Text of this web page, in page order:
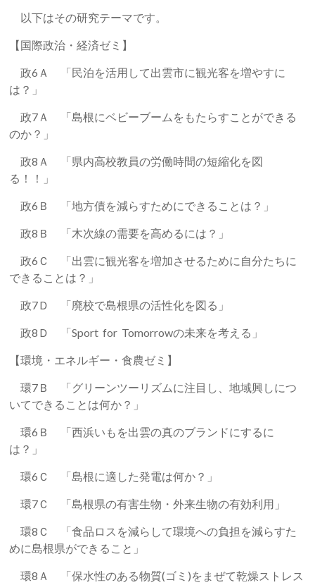
以下はその研究テーマです。
【国際政治・経済ゼミ】
政6Ａ 「民泊を活用して出雲市に観光客を増やすに
は？」
政7Ａ 「島根にベビーブームをもたらすことができる
のか？」
政8Ａ 「県内高校教員の労働時間の短縮化を図
る！！」
政6Ｂ 「地方債を減らすためにできることは？」
政8Ｂ 「木次線の需要を高めるには？」
政6Ｃ 「出雲に観光客を増加させるために自分たちに
できることは？」
政7Ｄ 「廃校で島根県の活性化を図る」
政8Ｄ 「Sport for Tomorrowの未来を考える」
【環境・エネルギー・食農ゼミ】
環7Ｂ 「グリーンツーリズムに注目し、地域興しにつ
いてできることは何か？」
環6Ｂ 「西浜いもを出雲の真のブランドにするに
は？」
環6Ｃ 「島根に適した発電は何か？」
環7Ｃ 「島根県の有害生物・外来生物の有効利用」
環8Ｃ 「食品ロスを減らして環境への負担を減らすた
めに島根県ができること」
環8Ａ 「保水性のある物質(ゴミ)をまぜて乾燥ストレス